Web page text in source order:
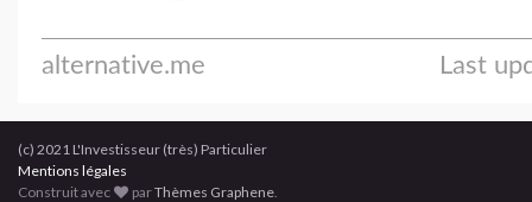
(c) 2021 L'Investisseur (très) Particulier
Mentions légales
Construit avec
parThèmes Graphene